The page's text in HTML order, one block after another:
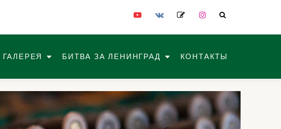
fa-
fa-
fa-
fa-
ГАЛЕРЕЯ БИТВА ЗА ЛЕНИНГРАД КОНТАКТЫ